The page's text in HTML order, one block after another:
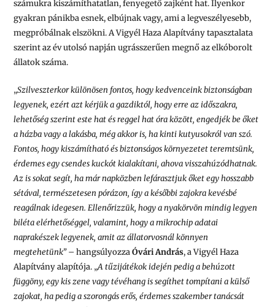
számukra kiszámíthatatlan, fenyegető zajként hat. Ilyenkor
gyakran pánikba esnek, elbújnak vagy, ami a legveszélyesebb,
megpróbálnak elszökni. A Vigyél Haza Alapítvány tapasztalata
szerint az év utolsó napján ugrásszerűen megnő az elkóborolt
állatok száma.
„Szilveszterkor különösen fontos, hogy kedvenceink biztonságban
legyenek, ezért azt kérjük a gazdiktól, hogy erre az időszakra,
lehetőség szerint este hat és reggel hat óra között, engedjék be őket
a házba vagy a lakásba, még akkor is, ha kinti kutyusokról van szó.
Fontos, hogy kiszámítható és biztonságos környezetet teremtsünk,
érdemes egy csendes kuckót kialakítani, ahova visszahúzódhatnak.
Az is sokat segít, ha már napközben lefárasztjuk őket egy hosszabb
sétával, természetesen pórázon, így a későbbi zajokra kevésbé
reagálnak idegesen. Ellenőrizzük, hogy a nyakörvön mindig legyen
biléta elérhetőséggel, valamint, hogy a mikrochip adatai
naprakészek legyenek, amit az állatorvosnál könnyen
megtehetünk”– hangsúlyozzaÓvári András, a Vigyél Haza
Alapítvány alapítója. „A tűzijátékok idején pedig a behúzott
függöny, egy kis zene vagy tévéhang is segíthet tompítani a külső
zajokat, ha pedig a szorongás erős, érdemes szakember tanácsát